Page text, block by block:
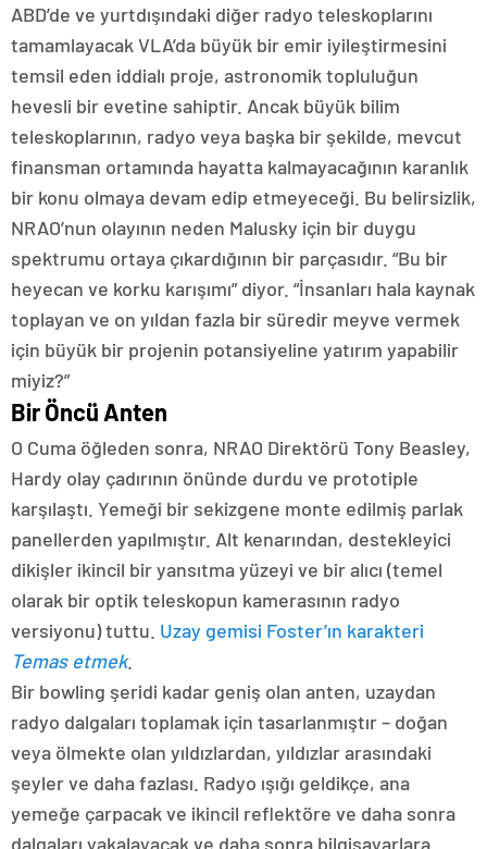
ABD’de ve yurtdışındaki diğer radyo teleskoplarını
tamamlayacak VLA’da büyük bir emir iyileştirmesini
temsil eden iddialı proje, astronomik topluluğun
hevesli bir evetine sahiptir. Ancak büyük bilim
teleskoplarının, radyo veya başka bir şekilde, mevcut
finansman ortamında hayatta kalmayacağının karanlık
bir konu olmaya devam edip etmeyeceği. Bu belirsizlik,
NRAO’nun olayının neden Malusky için bir duygu
spektrumu ortaya çıkardığının bir parçasıdır. “Bu bir
heyecan ve korku karışımı” diyor. “İnsanları hala kaynak
toplayan ve on yıldan fazla bir süredir meyve vermek
için büyük bir projenin potansiyeline yatırım yapabilir
miyiz?”
Bir Öncü Anten
O Cuma öğleden sonra, NRAO Direktörü Tony Beasley,
Hardy olay çadırının önünde durdu ve prototiple
karşılaştı. Yemeği bir sekizgene monte edilmiş parlak
panellerden yapılmıştır. Alt kenarından, destekleyici
dikişler ikincil bir yansıtma yüzeyi ve bir alıcı (temel
olarak bir optik teleskopun kamerasının radyo
versiyonu) tuttu. Uzay gemisi Foster’ın karakteri
Temas etmek.
Bir bowling şeridi kadar geniş olan anten, uzaydan
radyo dalgaları toplamak için tasarlanmıştır – doğan
veya ölmekte olan yıldızlardan, yıldızlar arasındaki
şeyler ve daha fazlası. Radyo ışığı geldikçe, ana
yemeğe çarpacak ve ikincil reflektöre ve daha sonra
dalgaları yakalayacak ve daha sonra bilgisayarlara